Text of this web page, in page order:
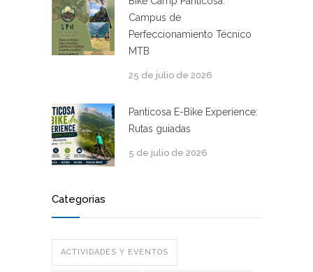
Campus de
Perfeccionamiento Técnico
MTB
25 de julio de 2026
Panticosa E-Bike Experience:
Rutas guiadas
5 de julio de 2026
Categorias
ACTIVIDADES Y EVENTOS